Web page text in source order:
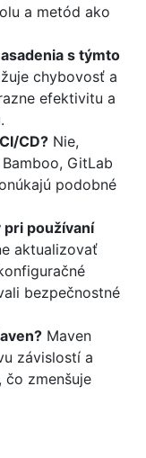
a metód ako
s týmto
chybovosť a
efektivitu a
CD? Nie,
GitLab
podobné
používaní
aktualizovať
bezpečnostné
Maven
závislostí a
zmenšuje